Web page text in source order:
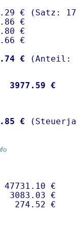
€ (Satz:
€
€
€
€
3977.59 €
€
€
3083.03 €